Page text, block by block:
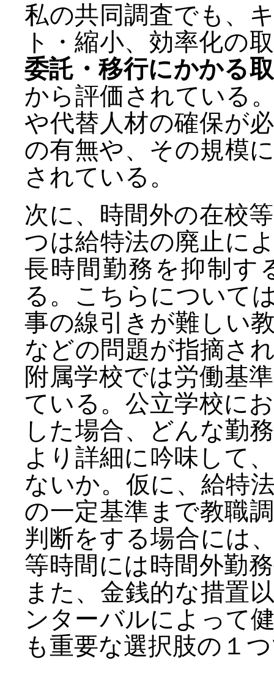
私の共同調査でも、
ト・縮小、効率化の
委託・移行にかかる
から評価されている
や代替人材の確保が
の有無や、その規模
されている。
次に、時間外の在校
つは給特法の廃止に
長時間勤務を抑制す
る。こちらについて
事の線引きが難しい
などの問題が指摘さ
附属学校では労働基
ている。公立学校に
した場合、どんな勤
より詳細に吟味して
ないか。仮に、給特
の一定基準まで教職
判断をする場合には
等時間には時間外勤
また、金銭的な措置
ンターバルによって
も重要な選択肢の１